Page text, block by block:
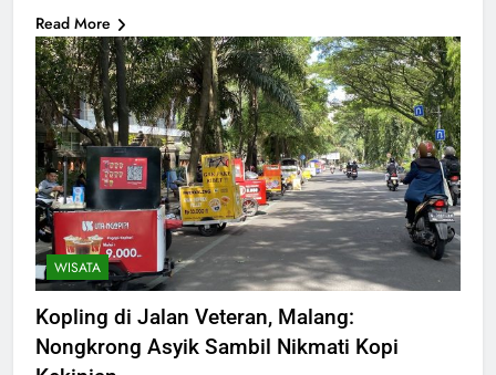
Read More
WISATA
Kopling di Jalan Veteran, Malang:
Nongkrong Asyik Sambil Nikmati Kopi